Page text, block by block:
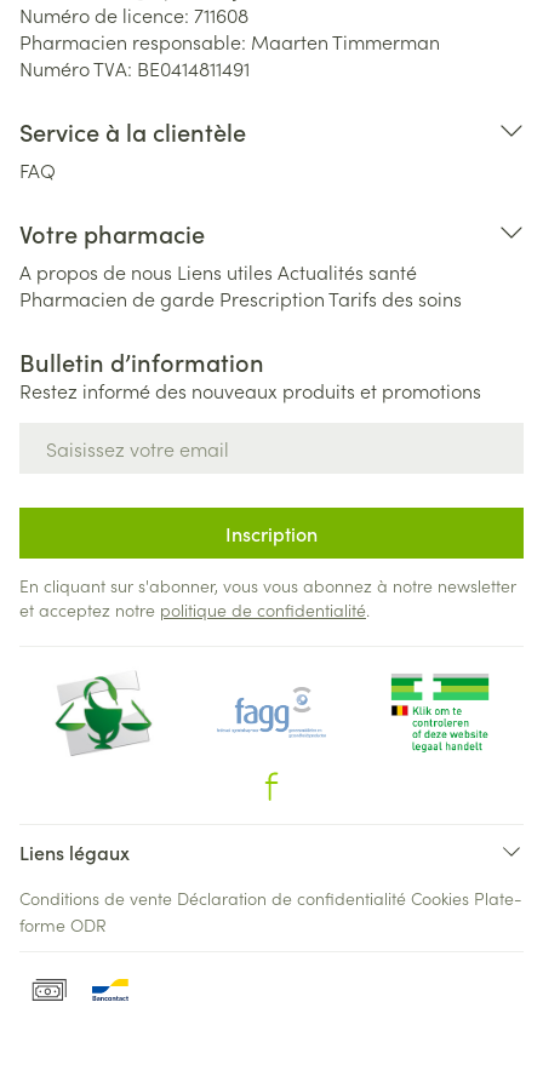
Numéro de licence: 711608
Pharmacien responsable: Maarten Timmerman
Numéro TVA: BE0414811491
Service à la clientèle
FAQ
Votre pharmacie
A propos de nous Liens utiles Actualités santé
Pharmacien de garde PrescriptionTarifs des soins
Bulletin d’information
Restez informé des nouveaux produits et promotions
Inscription
En cliquant sur s'abonner, vous vous abonnez à notre newsletter
et acceptez notre politique de confidentialité.
Liens légaux
Conditions de vente Déclaration de confidentialité Cookies Plate-
forme ODR